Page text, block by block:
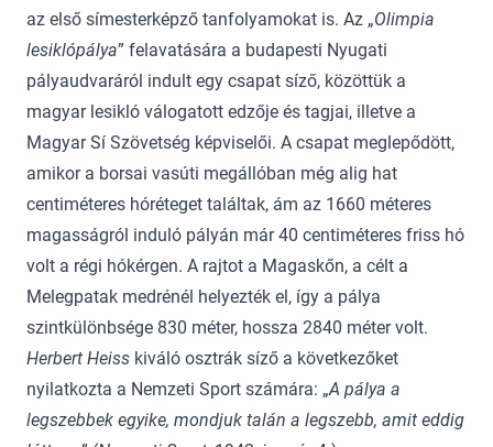
az első símesterképző tanfolyamokat is. Az „Olimpia
lesiklópálya” felavatására a budapesti Nyugati
pályaudvaráról indult egy csapat síző, közöttük a
magyar lesikló válogatott edzője és tagjai, illetve a
Magyar Sí Szövetség képviselői. A csapat meglepődött,
amikor a borsai vasúti megállóban még alig hat
centiméteres hóréteget találtak, ám az 1660 méteres
magasságról induló pályán már 40 centiméteres friss hó
volt a régi hókérgen. A rajtot a Magaskőn, a célt a
Melegpatak medrénél helyezték el, így a pálya
szintkülönbsége 830 méter, hossza 2840 méter volt.
Herbert Heiss kiváló osztrák síző a következőket
nyilatkozta a Nemzeti Sport számára: „A pálya a
legszebbek egyike, mondjuk talán a legszebb, amit eddig